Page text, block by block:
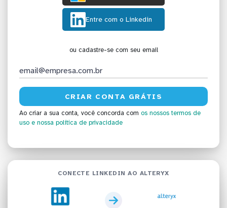
Entre com o Linkedin
ou cadastre-se com seu email
Ao criar a sua conta, você concorda com os nossos termos de
uso e nossa política de privacidade
CONECTE LINKEDIN AO ALTERYX